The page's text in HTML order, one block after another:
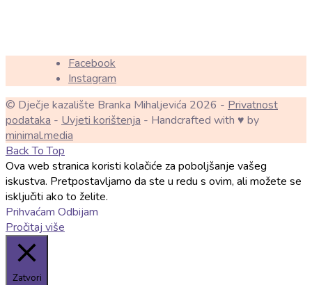
Facebook
Instagram
© Dječje kazalište Branka Mihaljevića 2026 - Privatnost
podataka - Uvjeti korištenja - Handcrafted with ♥ by
minimal.media
Back To Top
Ova web stranica koristi kolačiće za poboljšanje vašeg
iskustva. Pretpostavljamo da ste u redu s ovim, ali možete se
isključiti ako to želite.
Prihvaćam Odbijam
Pročitaj više
Zatvori